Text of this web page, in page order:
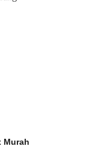
Murah